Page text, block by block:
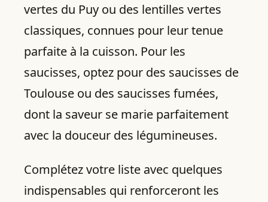
vertes du Puy ou des lentilles vertes
classiques, connues pour leur tenue
parfaite à la cuisson. Pour les
saucisses, optez pour des saucisses de
Toulouse ou des saucisses fumées,
dont la saveur se marie parfaitement
avec la douceur des légumineuses.
Complétez votre liste avec quelques
indispensables qui renforceront les